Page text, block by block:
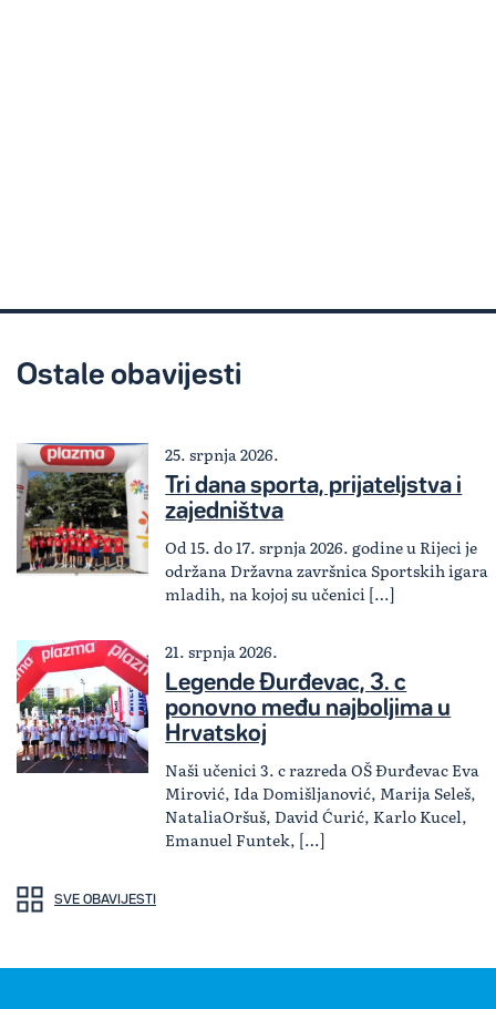
Ostale obavijesti
25. srpnja 2026.
Tri dana sporta, prijateljstva i
zajedništva
Od 15. do 17. srpnja 2026. godine u Rijeci je
održana Državna završnica Sportskih igara
mladih, na kojoj su učenici […]
21. srpnja 2026.
Legende Đurđevac, 3. c
ponovno među najboljima u
Hrvatskoj
Naši učenici 3. c razreda OŠ Đurđevac Eva
Mirović, Ida Domišljanović, Marija Seleš,
NataliaOršuš, David Ćurić, Karlo Kucel,
Emanuel Funtek, […]
SVE OBAVIJESTI